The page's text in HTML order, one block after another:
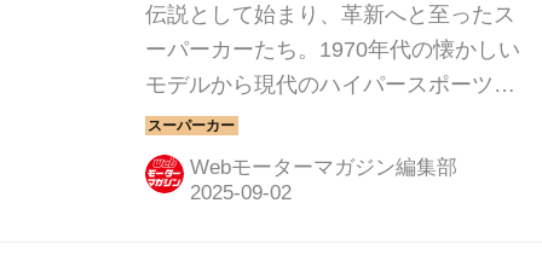
【スーパーカークロニク
ル・完全版／024】
伝説として始まり、革新へと至ったス
ーパーカーたち。1970年代の懐かしい
モデルから現代のハイパースポーツま
で紹介していこう。今回は、フェラー
リ F40だ。
Webモーターマガジン編集部